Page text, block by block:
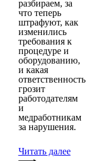
разбираем, за
что теперь
штрафуют, как
изменились
требования к
процедуре и
оборудованию,
и какая
ответственность
грозит
работодателям
и
медработникам
за нарушения.
Читать далее